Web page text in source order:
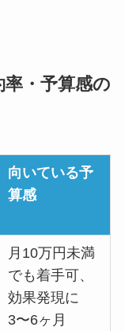
・予算感の
向いている予
算感
月10万円未満
でも着手可、
効果発現に
3〜6ヶ月